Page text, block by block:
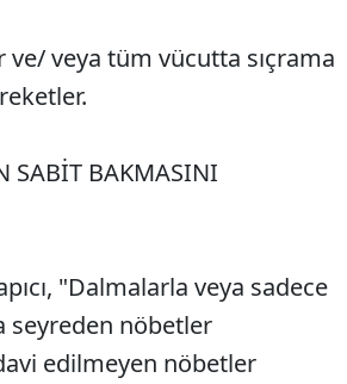
ve/ veya tüm vücutta sıçrama
SABİT BAKMASINI
"Dalmalarla veya sadece
seyreden nöbetler
edilmeyen nöbetler